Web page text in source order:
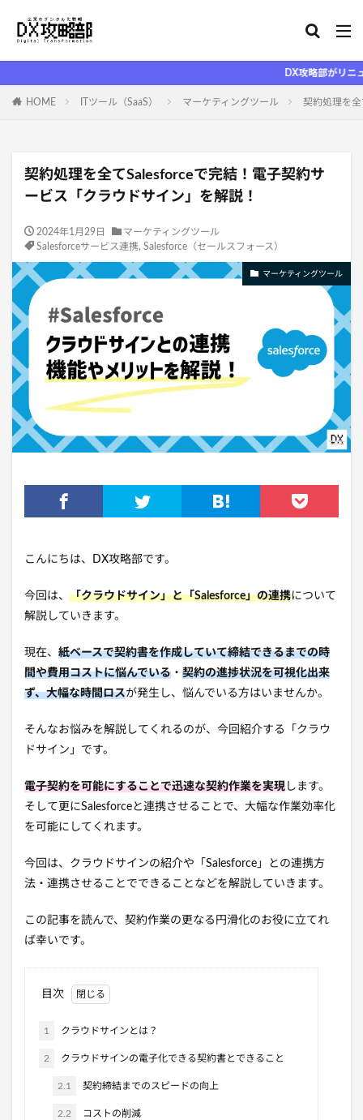
DX攻略部がリニューアルしまし
HOME ITツール（SaaS） マーケティングツール 契約処理を
契約処理を全てSalesforceで完結！電子契約サ
ービス「クラウドサイン」を解説！
2024年1月29日
マーケティングツール
Salesforceサービス連携, Salesforce（セールスフォース）
マーケティングツール
こんにちは、DX攻略部です。
今回は、 「クラウドサイン」と「Salesforce」の連携について
解説していきます。
現在、 紙ベースで契約書を作成していて締結できるまでの時
間や費用コストに悩んでいる ・ 契約の進捗状況を可視化出来
ず、大幅な時間ロスが発生し、悩んでいる方はいませんか。
そんなお悩みを解説してくれるのが、今回紹介する「クラウ
ドサイン」です。
電子契約を可能にすることで迅速な契約作業を実現 します。
そして更にSalesforceと連携させることで、大幅な作業効率化
を可能にしてくれます。
今回は、クラウドサインの紹介や「Salesforce」との連携方
法・連携させることでできることなどを解説していきます。
この記事を読んで、契約作業の更なる円滑化のお役に立てれ
ば幸いです。
目次
1 クラウドサインとは？
2 クラウドサインの電子化できる契約書とできること
2.1 契約締結までのスピードの向上
2.2 コストの削減